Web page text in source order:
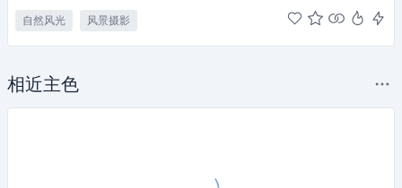
自然风光 风景摄影
相近主色